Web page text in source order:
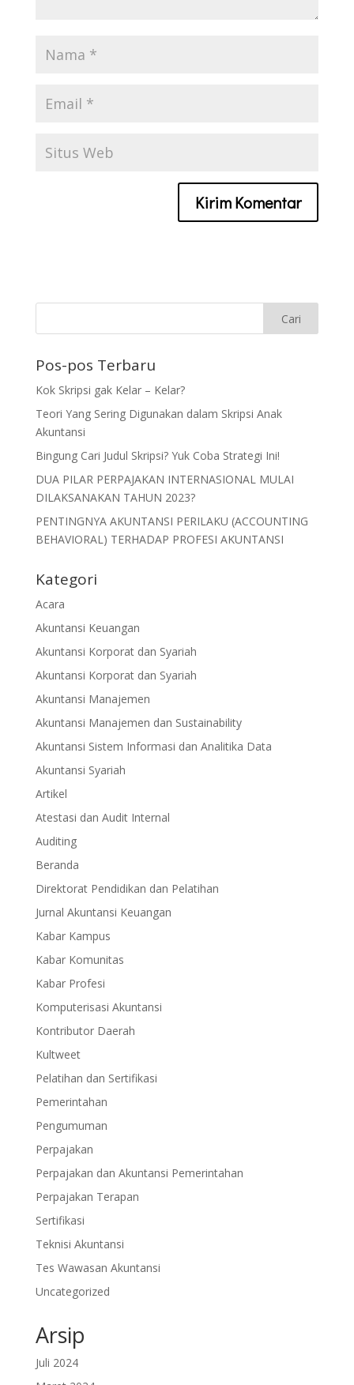
Pos-pos Terbaru
Kok Skripsi gak Kelar – Kelar?
Teori Yang Sering Digunakan dalam Skripsi Anak
Akuntansi
Bingung Cari Judul Skripsi? Yuk Coba Strategi Ini!
DUA PILAR PERPAJAKAN INTERNASIONAL MULAI
DILAKSANAKAN TAHUN 2023?
PENTINGNYA AKUNTANSI PERILAKU (ACCOUNTING
BEHAVIORAL) TERHADAP PROFESI AKUNTANSI
Kategori
Acara
Akuntansi Keuangan
Akuntansi Korporat dan Syariah
Akuntansi Korporat dan Syariah
Akuntansi Manajemen
Akuntansi Manajemen dan Sustainability
Akuntansi Sistem Informasi dan Analitika Data
Akuntansi Syariah
Artikel
Atestasi dan Audit Internal
Auditing
Beranda
Direktorat Pendidikan dan Pelatihan
Jurnal Akuntansi Keuangan
Kabar Kampus
Kabar Komunitas
Kabar Profesi
Komputerisasi Akuntansi
Kontributor Daerah
Kultweet
Pelatihan dan Sertifikasi
Pemerintahan
Pengumuman
Perpajakan
Perpajakan dan Akuntansi Pemerintahan
Perpajakan Terapan
Sertifikasi
Teknisi Akuntansi
Tes Wawasan Akuntansi
Uncategorized
Arsip
Juli 2024